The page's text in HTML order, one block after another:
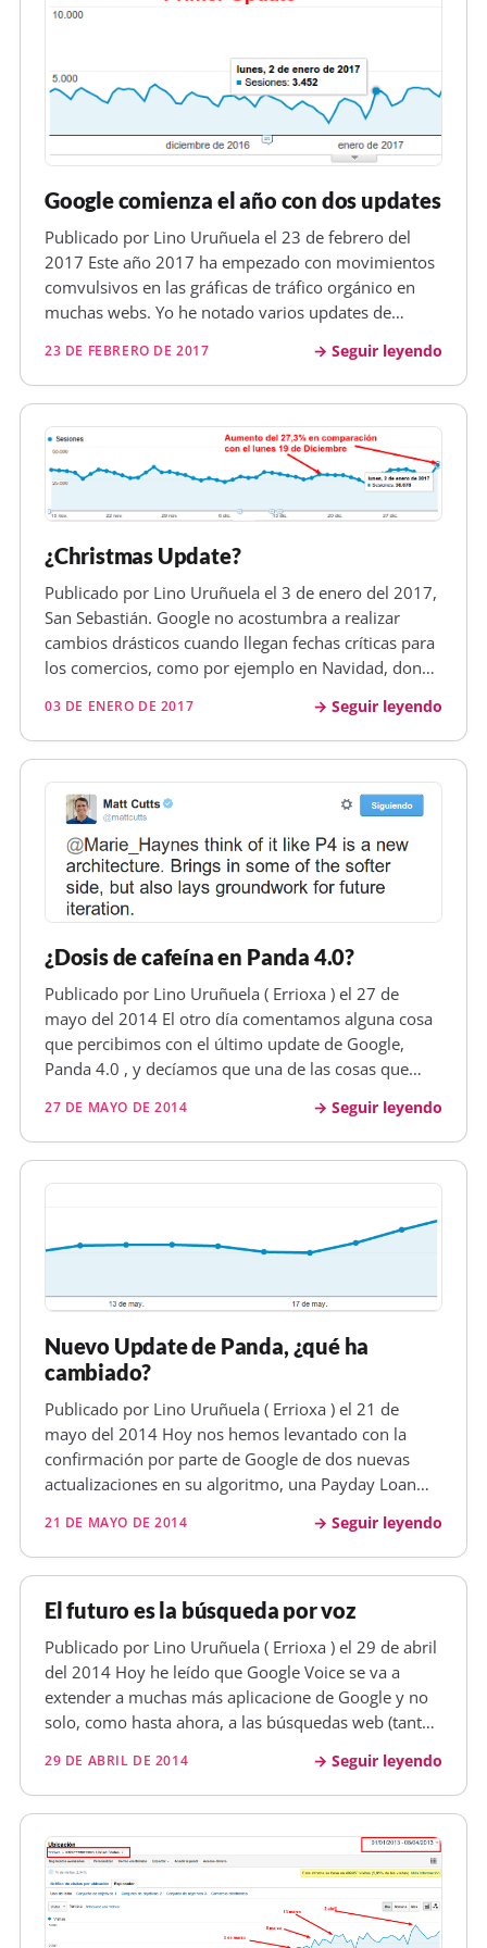
emma 04 de mayo de 2010
Dani Pinillos: Y el té no lleva cafeína?
Google comienza el año con dos updates
Publicado por Lino Uruñuela el 23 de febrero del
2017 Este año 2017 ha empezado con movimientos
comvulsivos en las gráficas de tráfico orgánico en
muchas webs. Yo he notado varios updates de
un poco. ¿Primer Update del año, 2 de enero?
Comenzamos el día 2 de enero con…
23 DE FEBRERO DE 2017 Seguir leyendo
¿Christmas Update?
Publicado por Lino Uruñuela el 3 de enero del 2017,
San Sebastián. Google no acostumbra a realizar
cambios drásticos cuando llegan fechas críticas para
los comercios, como por ejemplo en Navidad, donde
de los regalos, y dónde un error podría hacerle
perder mucho dinero…
03 DE ENERO DE 2017 Seguir leyendo
¿Dosis de cafeína en Panda 4.0?
Publicado por Lino Uruñuela ( Errioxa ) el 27 de
mayo del 2014 El otro día comentamos alguna cosa
que percibimos con el último update de Google,
Panda 4.0 , y decíamos que una de las cosas que
resultados de un mismo dominio en la primera
página de las serps. Ahora leo que Mat…
27 DE MAYO DE 2014 Seguir leyendo
Nuevo Update de Panda, ¿qué ha
cambiado?
Publicado por Lino Uruñuela ( Errioxa ) el 21 de
mayo del 2014 Hoy nos hemos levantado con la
confirmación por parte de Google de dos nuevas
actualizaciones en su algoritmo, una Payday Loan
búsquedas suelen ser temas de porno de de "cómo
ganar dinero" y cosas así y que no d…
21 DE MAYO DE 2014 Seguir leyendo
El futuro es la búsqueda por voz
Publicado por Lino Uruñuela ( Errioxa ) el 29 de abril
del 2014 Hoy he leído que Google Voice se va a
extender a muchas más aplicacione de Google y no
solo, como hasta ahora, a las búsquedas web (tanto
sobremesa). En la cuestión de la búsqueda por voz,
en vez de escribién…
29 DE ABRIL DE 2014 Seguir leyendo